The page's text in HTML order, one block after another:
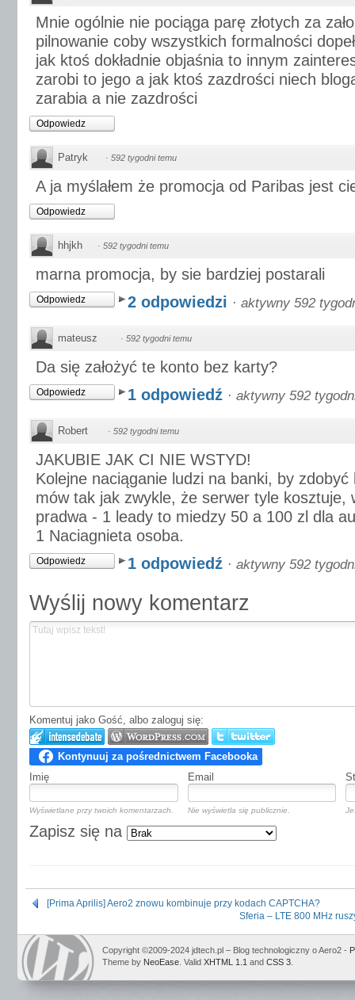
Mnie ogólnie nie pociąga parę złotych za
pilnowanie coby wszystkich formalności
jak ktoś dokładnie objaśnia to innym
zarobi to jego a jak ktoś zazdrości niech
zarabia a nie zazdrości
Odpowiedz
Patryk · 592 tygodni temu
A ja myślałem że promocja od Paribas jest
Odpowiedz
hhjkh · 592 tygodni temu
marna promocja, by sie bardziej postarali
Odpowiedz 2 odpowiedzi · aktywny 592
mateusz · 592 tygodni temu
Da się założyć te konto bez karty?
Odpowiedz 1 odpowiedź · aktywny 592
Robert · 592 tygodni temu
JAKUBIE JAK CI NIE WSTYD!
Kolejne naciąganie ludzi na banki, by
mów tak jak zwykle, że serwer tyle kosztuje,
pradwa - 1 leady to miedzy 50 a 100 zl dla
1 Naciagnieta osoba.
Odpowiedz 1 odpowiedź · aktywny 592
Wyślij nowy komentarz
Komentuj jako Gość, albo zaloguj się:
Imię Email
Wyświetlane przy twoich komentarzach. Nie wyświetla się publicznie.
Zapisz się na
[Prima Aprilis] Aero2 znowu kombinuje przy kodach CAPTCHA?
Sferia – LTE 800 MHz
Copyright ©2009-2024 jdtech.pl – Blog technologiczny o Aero2 -
Theme by NeoEase . Valid XHTML 1.1 and CSS 3